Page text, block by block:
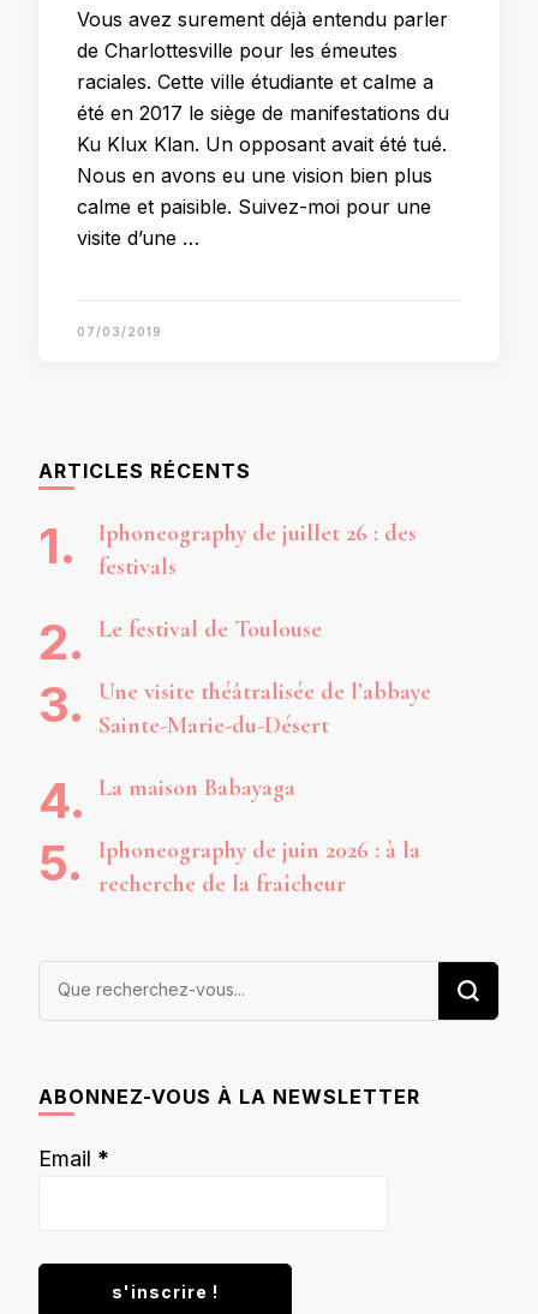
Vous avez surement déjà entendu parler
de Charlottesville pour les émeutes
raciales. Cette ville étudiante et calme a
été en 2017 le siège de manifestations du
Ku Klux Klan. Un opposant avait été tué.
Nous en avons eu une vision bien plus
calme et paisible. Suivez-moi pour une
visite d’une …
07/03/2019
ARTICLES RÉCENTS
Iphoneography de juillet 26 : des
festivals
Le festival de Toulouse
Une visite théâtralisée de l’abbaye
Sainte-Marie-du-Désert
La maison Babayaga
Iphoneography de juin 2026 : à la
recherche de la fraîcheur
Vous
ABONNEZ-VOUS À LA NEWSLETTER
Email *